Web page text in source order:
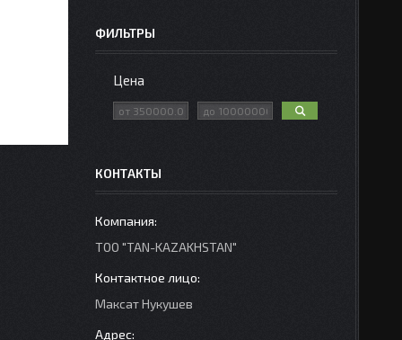
ФИЛЬТРЫ
Цена
КОНТАКТЫ
ТОО "TAN-KAZAKHSTAN"
Максат Нукушев